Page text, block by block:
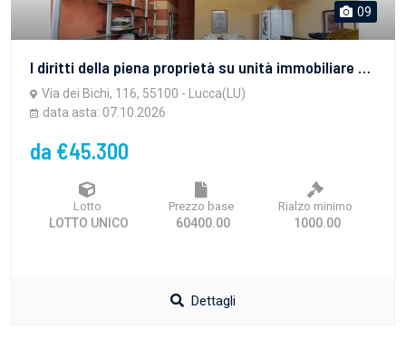
09
I diritti della piena proprietà su unità immobiliare ad uso artigianale posta al piano terreno di fabbricato di maggior mole elevato per due piani fuori terra, al quale si accede direttamente dalla pubblica via mediante resede comune. Il bene è composto da due vani per attività artigianale, un vano per deposito, uno spogliatoio con locale wc e doccia. corredato da resede scoperta esclusiva sul lato nord-ovest, e dai relativi diritti di comproprietà su tutte le parti comuni.
Via dei Bichi, 116, 55100 - Lucca(LU)
data asta: 07.10.2026
da €45.300
Lotto
LOTTO UNICO
Prezzo base
60400.00
Rialzo minimo
1000.00
Dettagli